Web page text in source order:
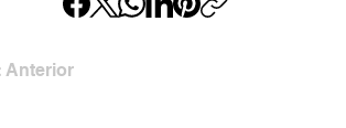
Anterior